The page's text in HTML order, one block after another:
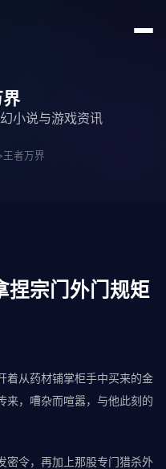
小说与游戏资讯
王者万界
捏宗门外门规矩
着从药材铺掌柜手中买来的金
来，嘈杂而喧嚣，与他此刻的
密令，再加上那股专门猎杀外